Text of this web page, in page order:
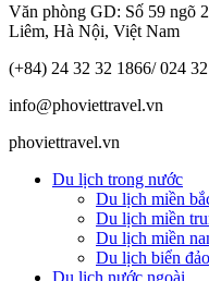
Văn phòng GD: Số 59 ngõ
Liêm, Hà Nội, Việt Nam
(+84) 24 32 32 1866/ 024
info@phoviettravel.vn
phoviettravel.vn
Du lịch trong nước
Du lịch miền
Du lịch miền
Du lịch miền
Du lịch biển đảo
Du lịch nước ngoài